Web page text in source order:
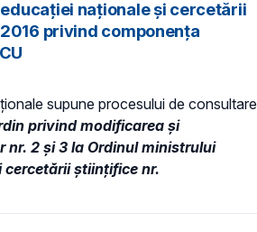
naționale și cercetării
privind componența
supune procesului de consultare
privind modificarea și
nr. 2 și 3 la Ordinul ministrului
științifice nr.